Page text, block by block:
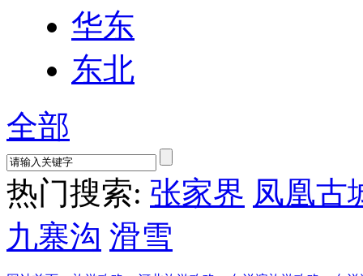
华东
东北
全部
热门搜索: 张家界 凤凰古
九寨沟 滑雪